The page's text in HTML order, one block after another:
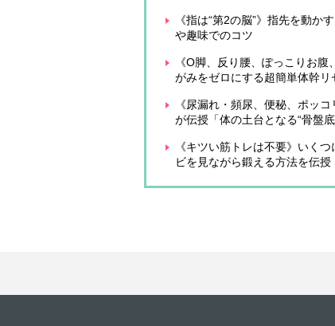
《指は“第2の脳”》指先を動
や趣味でのコツ
《O脚、反り腰、ぽっこりお
がみをゼロにする超簡単体幹
《尿漏れ・頻尿、便秘、ポッ
が伝授「体の土台となる“骨盤
《キツい筋トレは不要》いく
ビを見ながら鍛える方法を伝授